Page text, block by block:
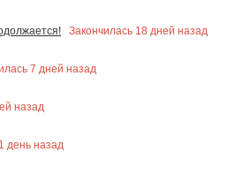
Закончилась 18 дней назад
7 дней назад
назад
день назад